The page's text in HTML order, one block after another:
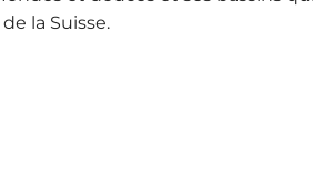
la Suisse.